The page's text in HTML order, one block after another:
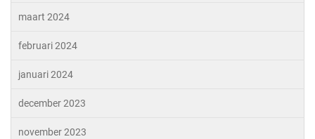
maart 2024
februari 2024
januari 2024
december 2023
november 2023